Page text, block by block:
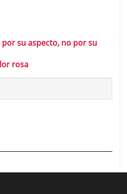
su aspecto, no por su
rosa